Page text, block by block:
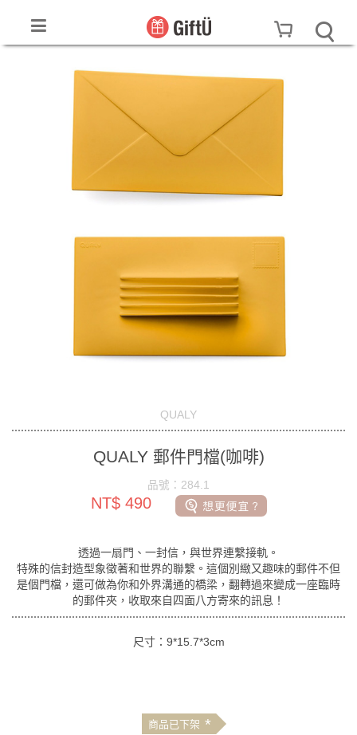
QUALY
QUALY 郵件門檔(咖啡)
品號：284.1
NT$ 490
透過一扇門、一封信，與世界連繫接軌。
特殊的信封造型象徵著和世界的聯繫。這個別緻又趣味的郵件不但
是個門檔，還可做為你和外界溝通的橋梁，翻轉過來變成一座臨時
的郵件夾，收取來自四面八方寄來的訊息！
尺寸：9*15.7*3cm
商品已下架 *